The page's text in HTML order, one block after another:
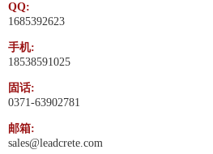
QQ:
1685392623
手机:
18538591025
固话:
0371-63902781
邮箱:
sales@leadcrete.com